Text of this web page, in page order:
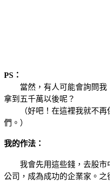
PS：
當然，有人可能會詢問我
拿到五千萬以後呢？
（好吧！在這裡我就不再
們。）
我的作法：
我會先用這些錢，去股市
公司，成為成功的企業家。之